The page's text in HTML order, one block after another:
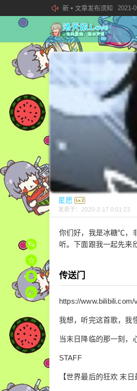
欢迎加入“VOCALOID洛天
加入本站管理团队
2019-
新 • 文章发布须知
2021-
星愿
发表于： 2020-2-17 0:01:23
你们好，我是冰糖℃，
听。下面跟我一起先来
传送门
https://www.bilibili.com/
我想，听完这首歌，我
当末日降临的那一刻
STAFF
【世界最后的狂欢 末日